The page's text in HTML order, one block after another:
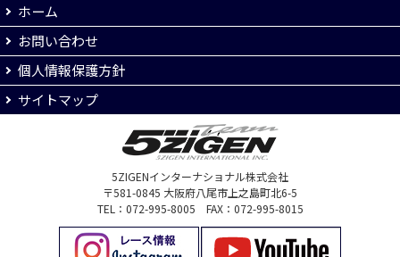
ホーム
お問い合わせ
個人情報保護方針
サイトマップ
5ZIGENインターナショナル株式会社
〒581-0845 大阪府八尾市上之島町北6-5
TEL：072-995-8005 FAX：072-995-8015